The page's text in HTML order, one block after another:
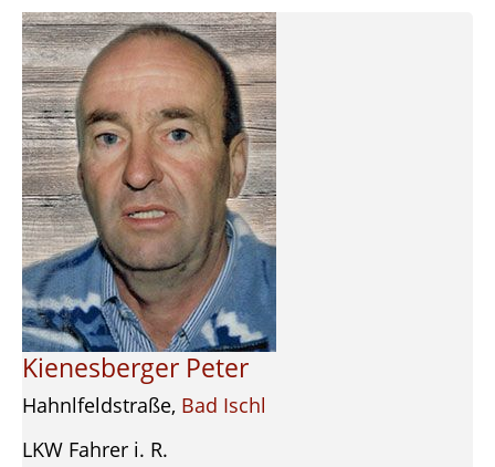
Kienesberger Peter
Hahnlfeldstraße, Bad Ischl
LKW Fahrer i. R.